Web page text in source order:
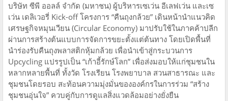
บริษัท ซีพี ออลล์ จำกัด (มหาชน) ผู้บริหารเซเว่น อีเลฟเว่น และเซ
เว่น เดลิเวอรี่ Kick-off โครงการ “คืนถุงกล้วย” เดินหน้านำแนวคิด
เศรษฐกิจหมุนเวียน (Circular Economy) มาปรับใช้ในภาคค้าปลีก
ผ่านการสร้างต้นแบบการจัดการขยะตั้งแต่ต้นทาง โดยเปิดพื้นที่
นำร่องรับคืนถุงพลาสติกหุ้มกล้วย เพื่อนำเข้าสู่กระบวนการ
Upcycling แปรรูปเป็น “เก้าอี้รักษ์โลก” เพื่อส่งมอบให้แก่ชุมชนใน
หลากหลายพื้นที่ ทั้งวัด โรงเรียน โรงพยาบาล สวนสาธารณะ และ
ชุมชนโดยรอบ สะท้อนความมุ่งมั่นขององค์กรในการร่วม “สร้าง
ชุมชนอุ่นใจ” ควบคู่กับการดูแลสิ่งแวดล้อมอย่างยั่งยืน